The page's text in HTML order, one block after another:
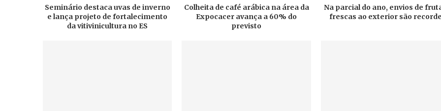
Seminário destaca uvas de inverno
e lança projeto de fortalecimento
da vitivinicultura no ES
Colheita de café arábica na área da
Expocacer avança a 60% do
previsto
Na parcial do ano, envios de
frescas ao exterior são